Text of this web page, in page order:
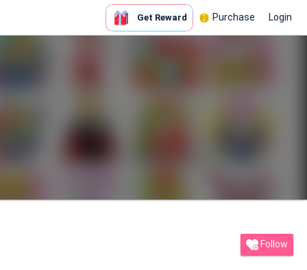
Get Reward Purchase Login
Follow